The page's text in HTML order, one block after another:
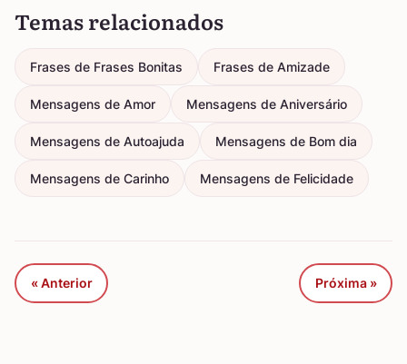
Temas relacionados
Frases de Frases Bonitas Frases de Amizade
Mensagens de Amor Mensagens de Aniversário
Mensagens de Autoajuda Mensagens de Bom dia
Mensagens de Carinho Mensagens de Felicidade
« Anterior Próxima »